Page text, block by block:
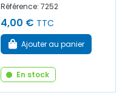
Référence: 7252
4,00 € TTC
Ajouter au panier
En stock